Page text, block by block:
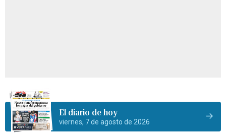
El diario de hoy
viernes, 7 de agosto de 2026